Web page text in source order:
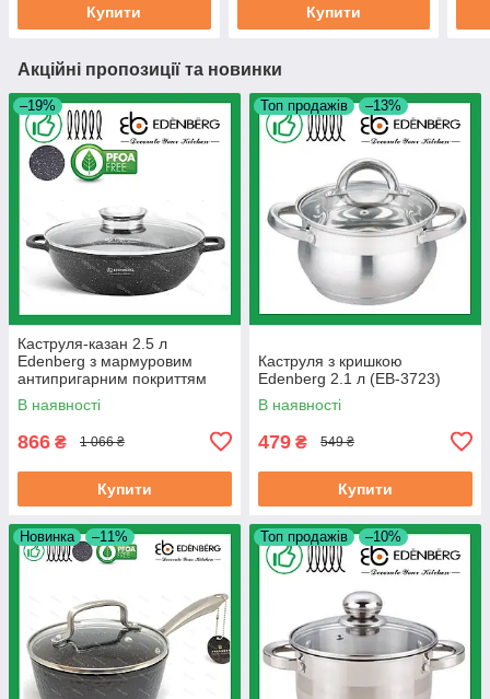
Купити Купити
Акційні пропозиції та новинки
–19%
Каструля-казан 2.5 л
Edenberg з мармуровим
антипригарним покриттям
литий алюміній 24 см (EB-
8159)
В наявності
866 ₴ 1 066 ₴
Купити
Топ продажів –13%
Каструля з кришкою
Edenberg 2.1 л (EB-3723)
В наявності
479 ₴ 549 ₴
Купити
Новинка –11% Топ продажів –10%